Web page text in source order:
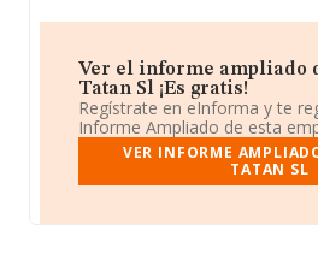
Ver el informe ampliado
Tatan Sl ¡Es gratis!
Regístrate en eInforma y te
Informe Ampliado de esta
VER INFORME
TATAN SL